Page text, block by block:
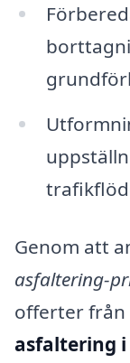
Genom att
asfaltering-
offerter från
asfaltering i